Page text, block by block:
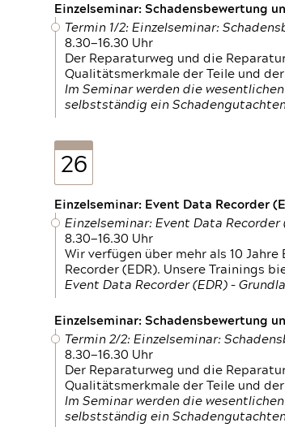
Einzelseminar: Schadensbewertung
Termin 1/2: Einzelseminar:
8.30—16.30 Uhr
Der Reparaturweg und die
Qualitätsmerkmale der Teile und
Im Seminar werden die
selbstständig ein
26
Einzelseminar: Event Data Recorder
Einzelseminar: Event Data Recorder
8.30—16.30 Uhr
Wir verfügen über mehr als 10
Recorder (EDR). Unsere Trainings
Event Data Recorder (EDR) –
Einzelseminar: Schadensbewertung
Termin 2/2: Einzelseminar:
8.30—16.30 Uhr
Der Reparaturweg und die
Qualitätsmerkmale der Teile und
Im Seminar werden die
selbstständig ein